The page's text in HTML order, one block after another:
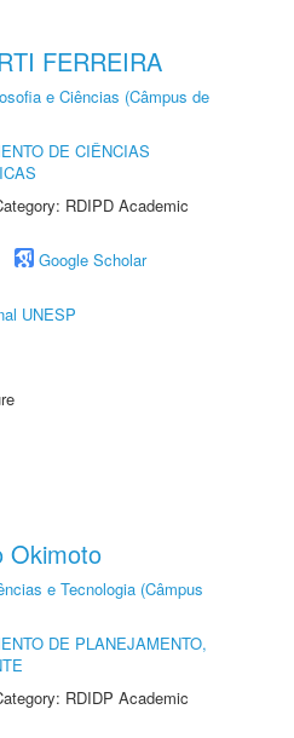
FERREIRA
e Ciências (Câmpus de
DE CIÊNCIAS
RDIPD Academic
Google Scholar
UNESP
Okimoto
e Tecnologia (Câmpus
DE PLANEJAMENTO,
RDIDP Academic